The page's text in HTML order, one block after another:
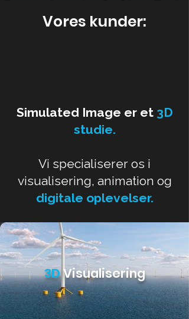
Vores kunder:
Simulated Image er et 3D
studie.
Vi specialiserer os i
visualisering, animation og
digitale oplevelser.
3DVisualisering